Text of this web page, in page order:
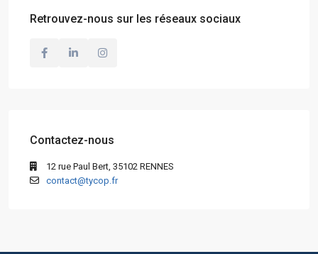
Retrouvez-nous sur les réseaux sociaux
Contactez-nous
12 rue Paul Bert, 35102 RENNES
contact@tycop.fr